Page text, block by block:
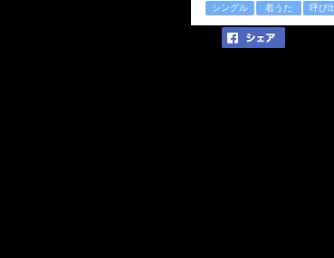
シングル 着うた 呼び